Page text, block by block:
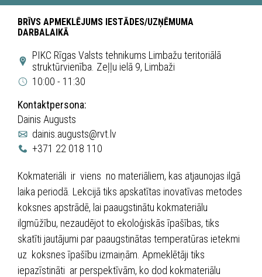
BRĪVS APMEKLĒJUMS IESTĀDES/UZŅĒMUMA
DARBALAIKĀ
PIKC Rīgas Valsts tehnikums Limbažu teritoriālā
struktūrvienība. Zeļļu ielā 9, Limbaži
10:00 - 11:30
Kontaktpersona:
Dainis Augusts
dainis.augusts@rvt.lv
+371 22 018 110
Kokmateriāli ir viens no materiāliem, kas atjaunojas ilgā
laika periodā. Lekcijā tiks apskatītas inovatīvas metodes
koksnes apstrādē, lai paaugstinātu kokmateriālu
ilgmūžību, nezaudējot to ekoloģiskās īpašības, tiks
skatīti jautājumi par paaugstinātas temperatūras ietekmi
uz koksnes īpašību izmaiņām. Apmeklētāji tiks
iepazīstināti ar perspektīvām, ko dod kokmateriālu